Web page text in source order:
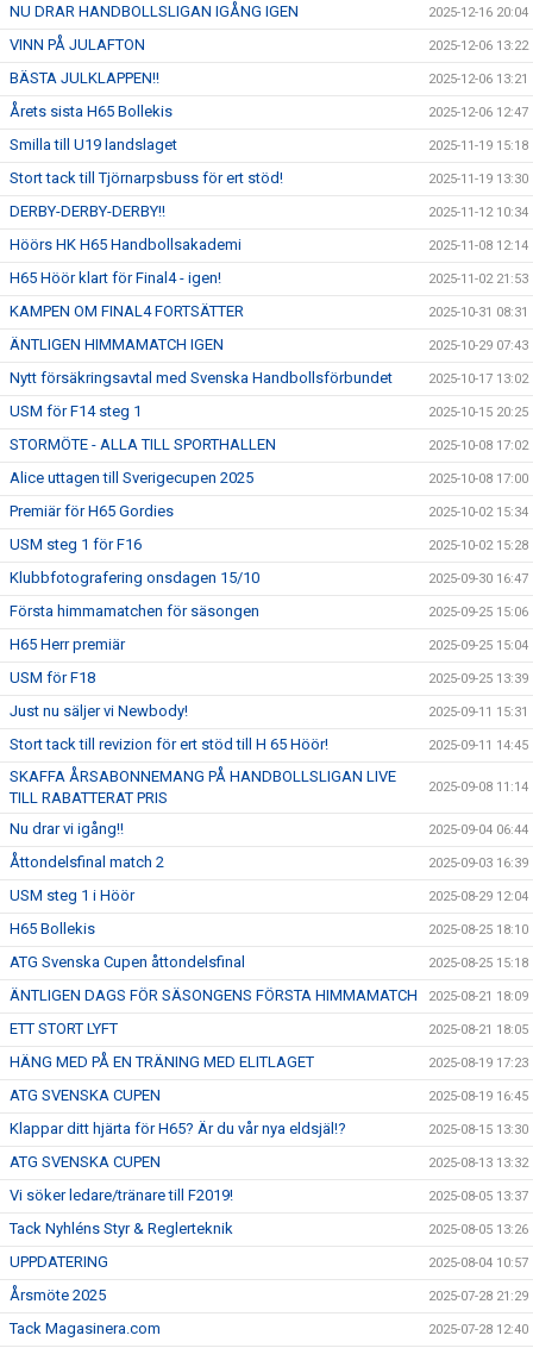
NU DRAR HANDBOLLSLIGAN IGÅNG IGEN 2025-12-16 20:04
VINN PÅ JULAFTON 2025-12-06 13:22
BÄSTA JULKLAPPEN!! 2025-12-06 13:21
Årets sista H65 Bollekis 2025-12-06 12:47
Smilla till U19 landslaget 2025-11-19 15:18
Stort tack till Tjörnarpsbuss för ert stöd! 2025-11-19 13:30
DERBY-DERBY-DERBY!! 2025-11-12 10:34
Höörs HK H65 Handbollsakademi 2025-11-08 12:14
H65 Höör klart för Final4 - igen! 2025-11-02 21:53
KAMPEN OM FINAL4 FORTSÄTTER 2025-10-31 08:31
ÄNTLIGEN HIMMAMATCH IGEN 2025-10-29 07:43
Nytt försäkringsavtal med Svenska Handbollsförbundet 2025-10-17 13:02
USM för F14 steg 1 2025-10-15 20:25
STORMÖTE - ALLA TILL SPORTHALLEN 2025-10-08 17:02
Alice uttagen till Sverigecupen 2025 2025-10-08 17:00
Premiär för H65 Gordies 2025-10-02 15:34
USM steg 1 för F16 2025-10-02 15:28
Klubbfotografering onsdagen 15/10 2025-09-30 16:47
Första himmamatchen för säsongen 2025-09-25 15:06
H65 Herr premiär 2025-09-25 15:04
USM för F18 2025-09-25 13:39
Just nu säljer vi Newbody! 2025-09-11 15:31
Stort tack till revizion för ert stöd till H 65 Höör! 2025-09-11 14:45
SKAFFA ÅRSABONNEMANG PÅ HANDBOLLSLIGAN LIVE
TILL RABATTERAT PRIS
2025-09-08 11:14
Nu drar vi igång!! 2025-09-04 06:44
Åttondelsfinal match 2 2025-09-03 16:39
USM steg 1 i Höör 2025-08-29 12:04
H65 Bollekis 2025-08-25 18:10
ATG Svenska Cupen åttondelsfinal 2025-08-25 15:18
ÄNTLIGEN DAGS FÖR SÄSONGENS FÖRSTA HIMMAMATCH 2025-08-21 18:09
ETT STORT LYFT 2025-08-21 18:05
HÄNG MED PÅ EN TRÄNING MED ELITLAGET 2025-08-19 17:23
ATG SVENSKA CUPEN 2025-08-19 16:45
Klappar ditt hjärta för H65? Är du vår nya eldsjäl!? 2025-08-15 13:30
ATG SVENSKA CUPEN 2025-08-13 13:32
Vi söker ledare/tränare till F2019! 2025-08-05 13:37
Tack Nyhléns Styr & Reglerteknik 2025-08-05 13:26
UPPDATERING 2025-08-04 10:57
Årsmöte 2025 2025-07-28 21:29
Tack Magasinera.com 2025-07-28 12:40